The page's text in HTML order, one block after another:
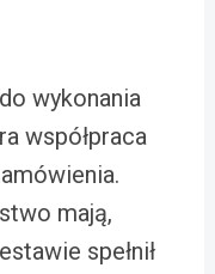
wykonania
współpraca
mają,
spełnił